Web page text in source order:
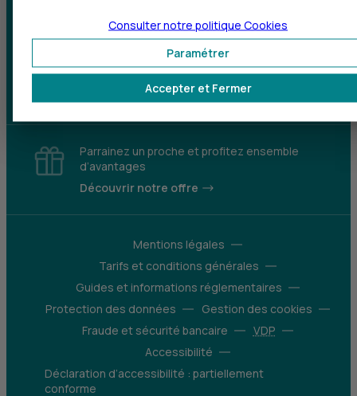
Télécharger l'application
Parrainez un proche et profitez ensemble
d’avantages
Découvrir notre offre
Mentions légales
Tarifs et conditions générales
Guides et informations réglementaires
Protection des données
Gestion des cookies
Fraude et sécurité bancaire
VDP
Accessibilité
Déclaration d’accessibilité : partiellement
conforme
Accepter et Fermer
Paramétrer
Consulter notre politique Cookies